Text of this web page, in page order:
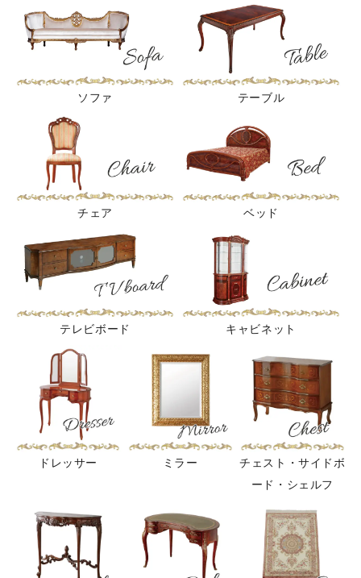
ソファ テーブル
チェア ベッド
テレビボード キャビネット
ドレッサー ミラー
チェスト・サイドボ
ード・シェルフ